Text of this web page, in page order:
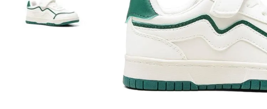
slip-ins
10. botas dama